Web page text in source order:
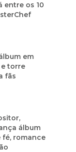
entre os 10
em
e torre
fãs
álbum
fé, romance